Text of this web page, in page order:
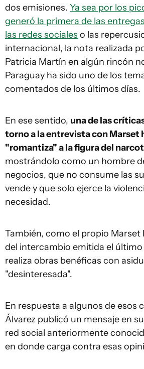
dos emisiones. Ya sea por los
generó la primera de las entregas
las redes sociales o las
internacional, la nota realizada
Patricia Martín en algún rincón
Paraguay ha sido uno de los
comentados de los últimos días.
En ese sentido, una de las
torno a la entrevista con Marset
"romantiza" a la figura del
mostrándolo como un hombre
negocios, que no consume las
vende y que solo ejerce la
necesidad.
También, como el propio Marset
del intercambio emitida el
realiza obras benéficas con
"desinteresada".
En respuesta a algunos de esos
Álvarez publicó un mensaje en
red social anteriormente
en donde carga contra esas